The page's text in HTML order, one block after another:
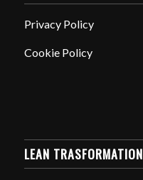
Privacy Policy
Cookie Policy
LEAN TRASFORMATION